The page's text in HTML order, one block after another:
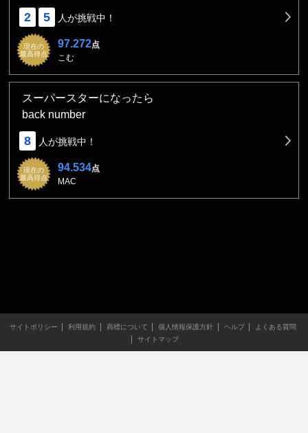
2 5 人が挑戦中！
現在の
最高得点
97.272点
こむ
スーパースターになったら
back number
8 人が挑戦中！
現在の
最高得点
94.534点
MAC
サイトポリシー 利用規約 商標について 個人情報保護方針 ヘルプ
よくある質問
サイトマップ